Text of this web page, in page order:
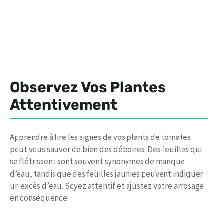
Observez Vos Plantes
Attentivement
Apprendre à lire les signes de vos plants de tomates
peut vous sauver de bien des déboires. Des feuilles qui
se flétrissent sont souvent synonymes de manque
d’eau, tandis que des feuilles jaunies peuvent indiquer
un excès d’eau. Soyez attentif et ajustez votre arrosage
en conséquence.